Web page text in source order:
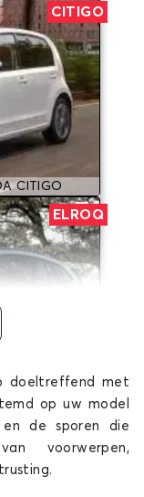
CITIGO
CITIGO
ELROQ
ELROQ
doeltreffend met
op uw model
de sporen die
voorwerpen,